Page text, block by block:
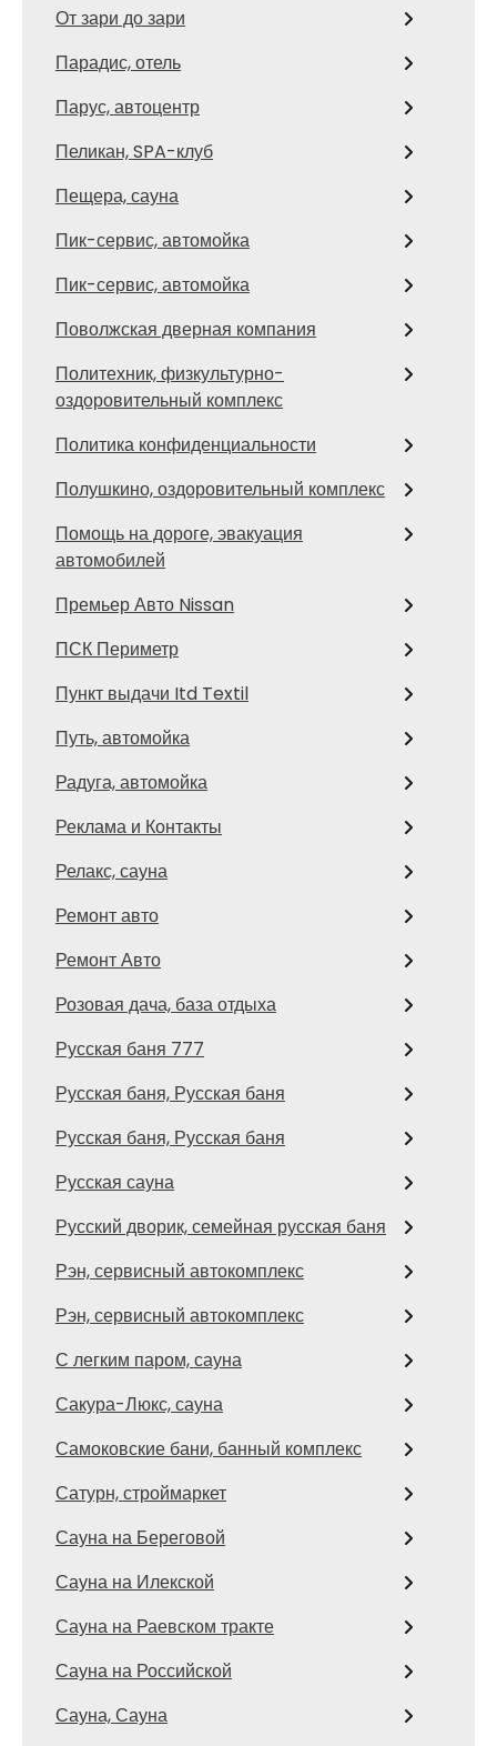
От зари до зари
Парадис, отель
Парус, автоцентр
Пеликан, SPA-клуб
Пещера, сауна
Пик-сервис, автомойка
Пик-сервис, автомойка
Поволжская дверная компания
Политехник, физкультурно-
оздоровительный комплекс
Политика конфиденциальности
Полушкино, оздоровительный комплекс
Помощь на дороге, эвакуация
автомобилей
Премьер Авто Nissan
ПСК Периметр
Пункт выдачи Itd Textil
Путь, автомойка
Радуга, автомойка
Реклама и Контакты
Релакс, сауна
Ремонт авто
Ремонт Авто
Розовая дача, база отдыха
Русская баня 777
Русская баня, Русская баня
Русская баня, Русская баня
Русская сауна
Русский дворик, семейная русская баня
Рэн, сервисный автокомплекс
Рэн, сервисный автокомплекс
С легким паром, сауна
Сакура-Люкс, сауна
Самоковские бани, банный комплекс
Сатурн, строймаркет
Сауна на Береговой
Сауна на Илекской
Сауна на Раевском тракте
Сауна на Российской
Сауна, Сауна